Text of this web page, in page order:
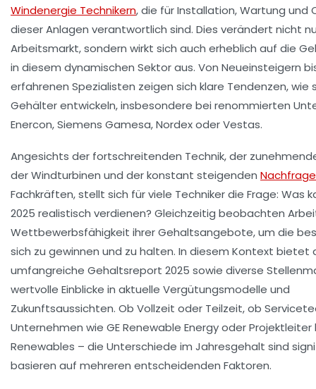
Windenergie Technikern, die für Installation, Wartung und
dieser Anlagen verantwortlich sind. Dies verändert nicht
Arbeitsmarkt, sondern wirkt sich auch erheblich auf die
in diesem dynamischen Sektor aus. Von Neueinsteigern
erfahrenen Spezialisten zeigen sich klare Tendenzen, wie
Gehälter entwickeln, insbesondere bei renommierten
Enercon, Siemens Gamesa, Nordex oder Vestas.
Angesichts der fortschreitenden Technik, der
der Windturbinen und der konstant steigenden Nachfrage
Fachkräften, stellt sich für viele Techniker die Frage: Was
2025 realistisch verdienen? Gleichzeitig beobachten
Wettbewerbsfähigkeit ihrer Gehaltsangebote, um die
sich zu gewinnen und zu halten. In diesem Kontext bietet
umfangreiche Gehaltsreport 2025 sowie diverse
wertvolle Einblicke in aktuelle Vergütungsmodelle und
Zukunftsaussichten. Ob Vollzeit oder Teilzeit, ob
Unternehmen wie GE Renewable Energy oder Projektleiter
Renewables – die Unterschiede im Jahresgehalt sind
basieren auf mehreren entscheidenden Faktoren.